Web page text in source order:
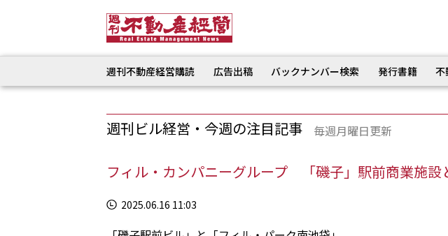
週刊不動産経営購読 広告出稿 バックナンバー検索 発行書籍 不
週刊ビル経営・今週の注目記事 毎週月曜日更新
フィル・カンパニーグループ 「磯子」駅前商業施設
2025.06.16 11:03